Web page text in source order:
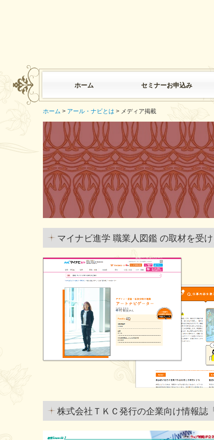
ホーム
ホーム
アートニュース
セミナーお申込み
セミナーお申込み
オンラインセミナー
対面セミナー
ホーム アール・ナビとは メディア掲載
マイナビ進学 職業人図鑑 の取材を受
株式会社ＴＫＣ発行の企業向け情報誌